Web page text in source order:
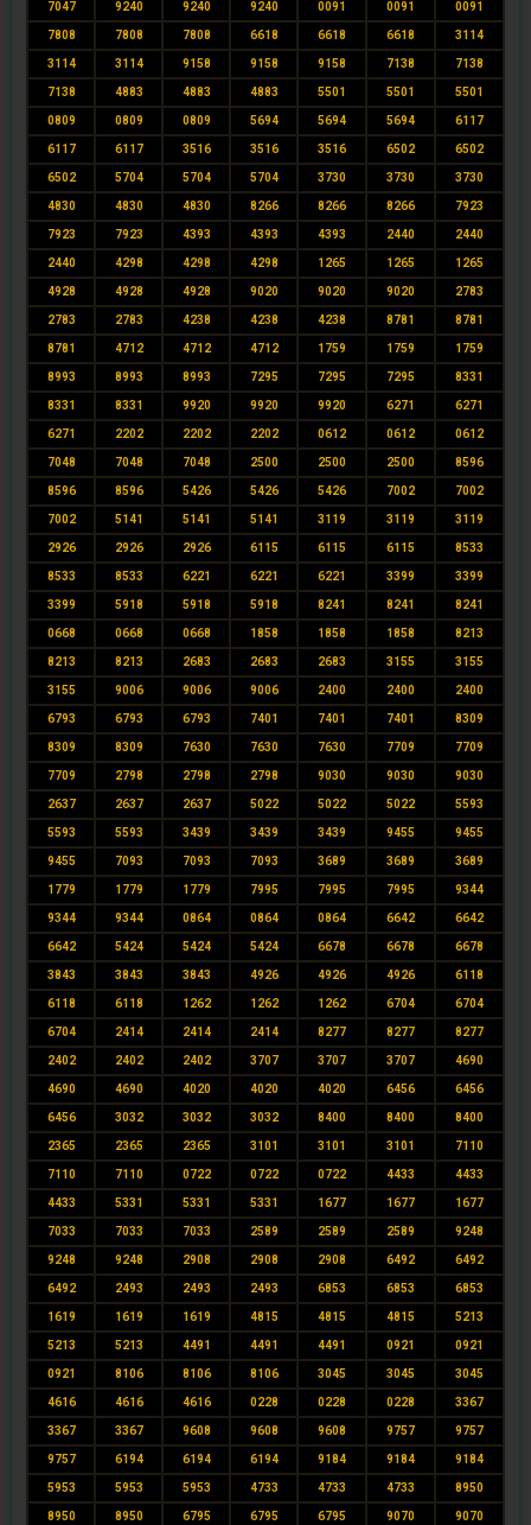
7047 9240 9240 9240 0091 0091 0091
7808 7808 7808 6618 6618 6618 3114
3114 3114 9158 9158 9158 7138 7138
7138 4883 4883 4883 5501 5501 5501
0809 0809 0809 5694 5694 5694 6117
6117 6117 3516 3516 3516 6502 6502
6502 5704 5704 5704 3730 3730 3730
4830 4830 4830 8266 8266 8266 7923
7923 7923 4393 4393 4393 2440 2440
2440 4298 4298 4298 1265 1265 1265
4928 4928 4928 9020 9020 9020 2783
2783 2783 4238 4238 4238 8781 8781
8781 4712 4712 4712 1759 1759 1759
8993 8993 8993 7295 7295 7295 8331
8331 8331 9920 9920 9920 6271 6271
6271 2202 2202 2202 0612 0612 0612
7048 7048 7048 2500 2500 2500 8596
8596 8596 5426 5426 5426 7002 7002
7002 5141 5141 5141 3119 3119 3119
2926 2926 2926 6115 6115 6115 8533
8533 8533 6221 6221 6221 3399 3399
3399 5918 5918 5918 8241 8241 8241
0668 0668 0668 1858 1858 1858 8213
8213 8213 2683 2683 2683 3155 3155
3155 9006 9006 9006 2400 2400 2400
6793 6793 6793 7401 7401 7401 8309
8309 8309 7630 7630 7630 7709 7709
7709 2798 2798 2798 9030 9030 9030
2637 2637 2637 5022 5022 5022 5593
5593 5593 3439 3439 3439 9455 9455
9455 7093 7093 7093 3689 3689 3689
1779 1779 1779 7995 7995 7995 9344
9344 9344 0864 0864 0864 6642 6642
6642 5424 5424 5424 6678 6678 6678
3843 3843 3843 4926 4926 4926 6118
6118 6118 1262 1262 1262 6704 6704
6704 2414 2414 2414 8277 8277 8277
2402 2402 2402 3707 3707 3707 4690
4690 4690 4020 4020 4020 6456 6456
6456 3032 3032 3032 8400 8400 8400
2365 2365 2365 3101 3101 3101 7110
7110 7110 0722 0722 0722 4433 4433
4433 5331 5331 5331 1677 1677 1677
7033 7033 7033 2589 2589 2589 9248
9248 9248 2908 2908 2908 6492 6492
6492 2493 2493 2493 6853 6853 6853
1619 1619 1619 4815 4815 4815 5213
5213 5213 4491 4491 4491 0921 0921
0921 8106 8106 8106 3045 3045 3045
4616 4616 4616 0228 0228 0228 3367
3367 3367 9608 9608 9608 9757 9757
9757 6194 6194 6194 9184 9184 9184
5953 5953 5953 4733 4733 4733 8950
8950 8950 6795 6795 6795 9070 9070